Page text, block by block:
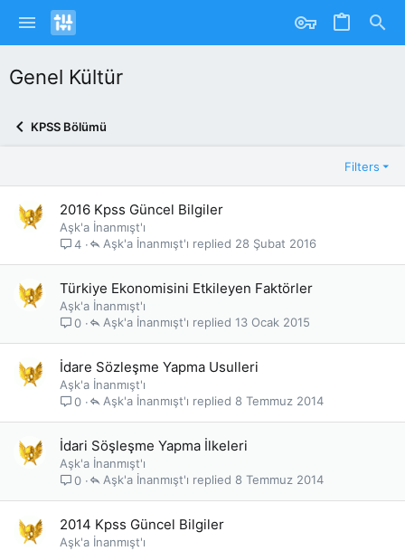
Genel Kültür
KPSS Bölümü
Filters
2016 Kpss Güncel Bilgiler
Aşk'a İnanmışt'ı
4
28 Şubat 2016
Aşk'a İnanmışt'ı
Türkiye Ekonomisini Etkileyen Faktörler
Aşk'a İnanmışt'ı
0
13 Ocak 2015
Aşk'a İnanmışt'ı
İdare Sözleşme Yapma Usulleri
Aşk'a İnanmışt'ı
0
8 Temmuz 2014
Aşk'a İnanmışt'ı
İdari Söşleşme Yapma İlkeleri
Aşk'a İnanmışt'ı
0
8 Temmuz 2014
Aşk'a İnanmışt'ı
2014 Kpss Güncel Bilgiler
Aşk'a İnanmışt'ı